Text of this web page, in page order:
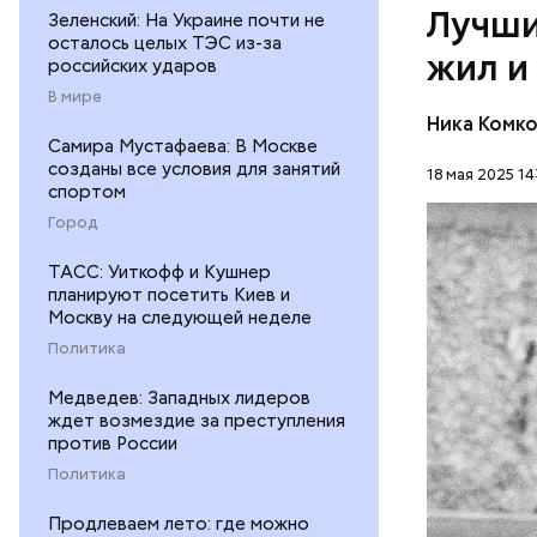
Зеленский: На Украине почти не
осталось целых ТЭС из-за
российских ударов
В мире
Самира Мустафаева: В Москве
созданы все условия для занятий
спортом
Город
ТАСС: Уиткофф и Кушнер
планируют посетить Киев и
Москву на следующей неделе
Политика
Медведев: Западных лидеров
ждет возмездие за преступления
против России
Политика
Продлеваем лето: где можно
жил и
Ника
18 мая 2025
Лев
мальчик
жизнь
семьей
дело и
ФУТБОЛ